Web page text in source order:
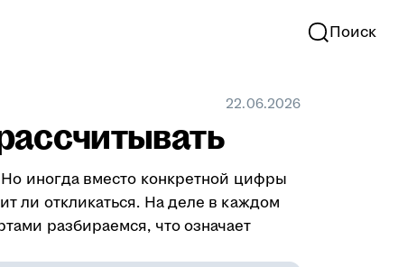
Поиск
22.06.2026
Но иногда вместо конкретной цифры
ли откликаться. На деле в каждом
разбираемся, что означает